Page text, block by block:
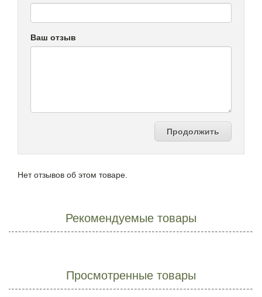
Ваш отзыв
Продолжить
Нет отзывов об этом товаре.
Рекомендуемые товары
Просмотренные товары